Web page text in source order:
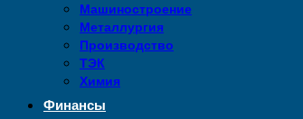
Машиностроение
Металлургия
Производство
ТЭК
Химия
Финансы